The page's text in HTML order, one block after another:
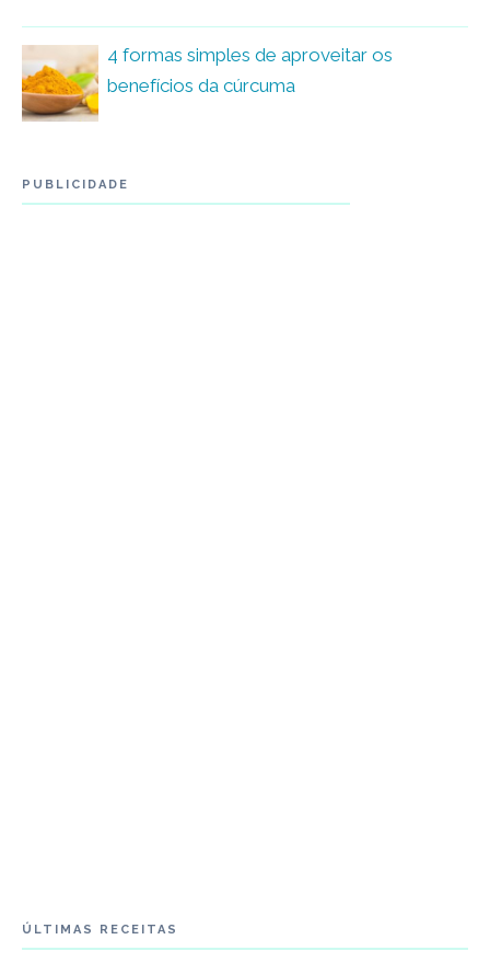
4 formas simples de aproveitar os
benefícios da cúrcuma
PUBLICIDADE
ÚLTIMAS RECEITAS